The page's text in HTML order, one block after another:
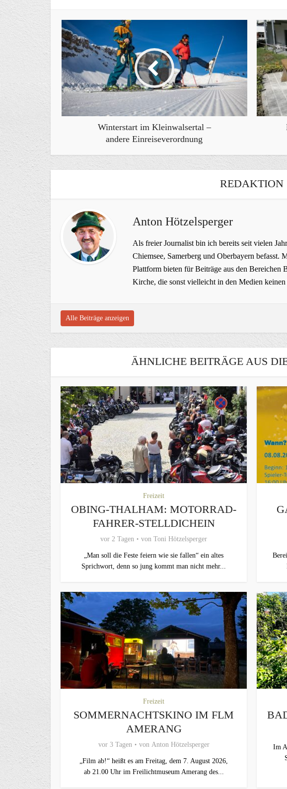
Winterstart im Kleinwalsertal –
andere Einreiseverordnung
REDAKTION
Anton Hötzelsperger
Als freier Journalist bin ich bereits seit vielen
Chiemsee, Samerberg und Oberbayern befasst.
Plattform bieten für Beiträge aus den
Kirche, die sonst vielleicht in den Medien
Alle Beiträge anzeigen
ÄHNLICHE BEITRÄGE AUS
Freizeit
OBING-THALHAM: MOTORRAD-
FAHRER-STELLDICHEIN
vor 2 Tagen von Toni Hötzelsperger
„Man soll die Feste feiern wie sie fallen“ ein altes
Sprichwort, denn so jung kommt man nicht mehr...
Freizeit
SOMMERNACHTSKINO IM FLM
AMERANG
vor 3 Tagen von Anton Hötzelsperger
„Film ab!“ heißt es am Freitag, dem 7. August 2026,
ab 21.00 Uhr im Freilichtmuseum Amerang des...
Im